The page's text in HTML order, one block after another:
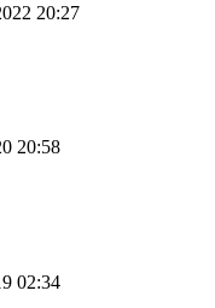
20:27
20:58
02:34